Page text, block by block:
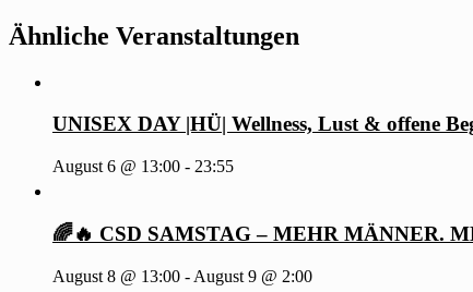
Ähnliche Veranstaltungen
UNISEX DAY |HÜ| Wellness, Lust & offene
August 6 @ 13:00 - 23:55
🌈🔥 CSD SAMSTAG – MEHR MÄNNER.
August 8 @ 13:00 - August 9 @ 2:00